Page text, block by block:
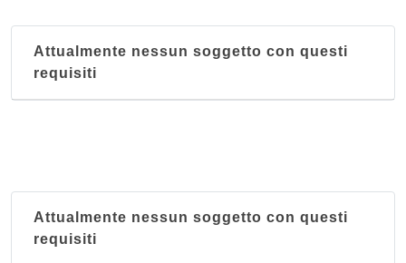
Attualmente nessun soggetto con questi
requisiti
Attualmente nessun soggetto con questi
requisiti